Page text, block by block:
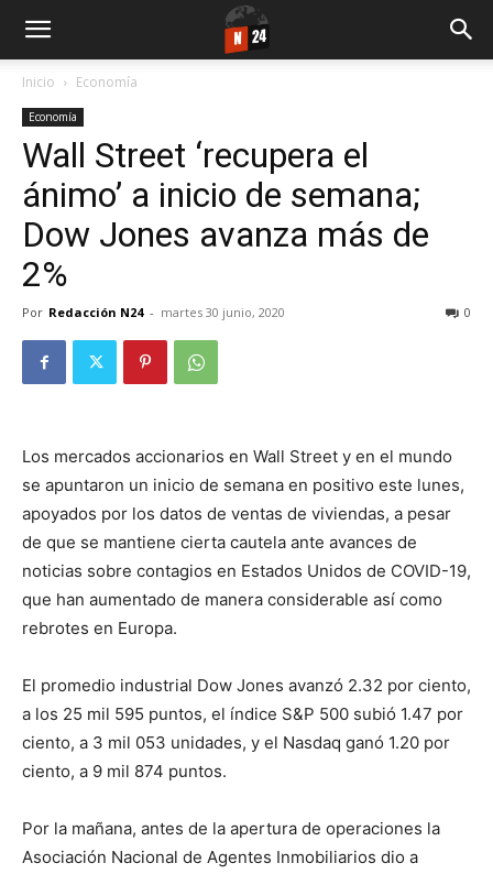
Inicio Economía
Economía
Wall Street ‘recupera el
ánimo’ a inicio de semana;
Dow Jones avanza más de
2%
Por Redacción N24 - martes 30 junio, 2020 0
Los mercados accionarios en Wall Street y en el mundo
se apuntaron un inicio de semana en positivo este lunes,
apoyados por los datos de ventas de viviendas, a pesar
de que se mantiene cierta cautela ante avances de
noticias sobre contagios en Estados Unidos de COVID-19,
que han aumentado de manera considerable así como
rebrotes en Europa.
El promedio industrial Dow Jones avanzó 2.32 por ciento,
a los 25 mil 595 puntos, el índice S&P 500 subió 1.47 por
ciento, a 3 mil 053 unidades, y el Nasdaq ganó 1.20 por
ciento, a 9 mil 874 puntos.
Por la mañana, antes de la apertura de operaciones la
Asociación Nacional de Agentes Inmobiliarios dio a